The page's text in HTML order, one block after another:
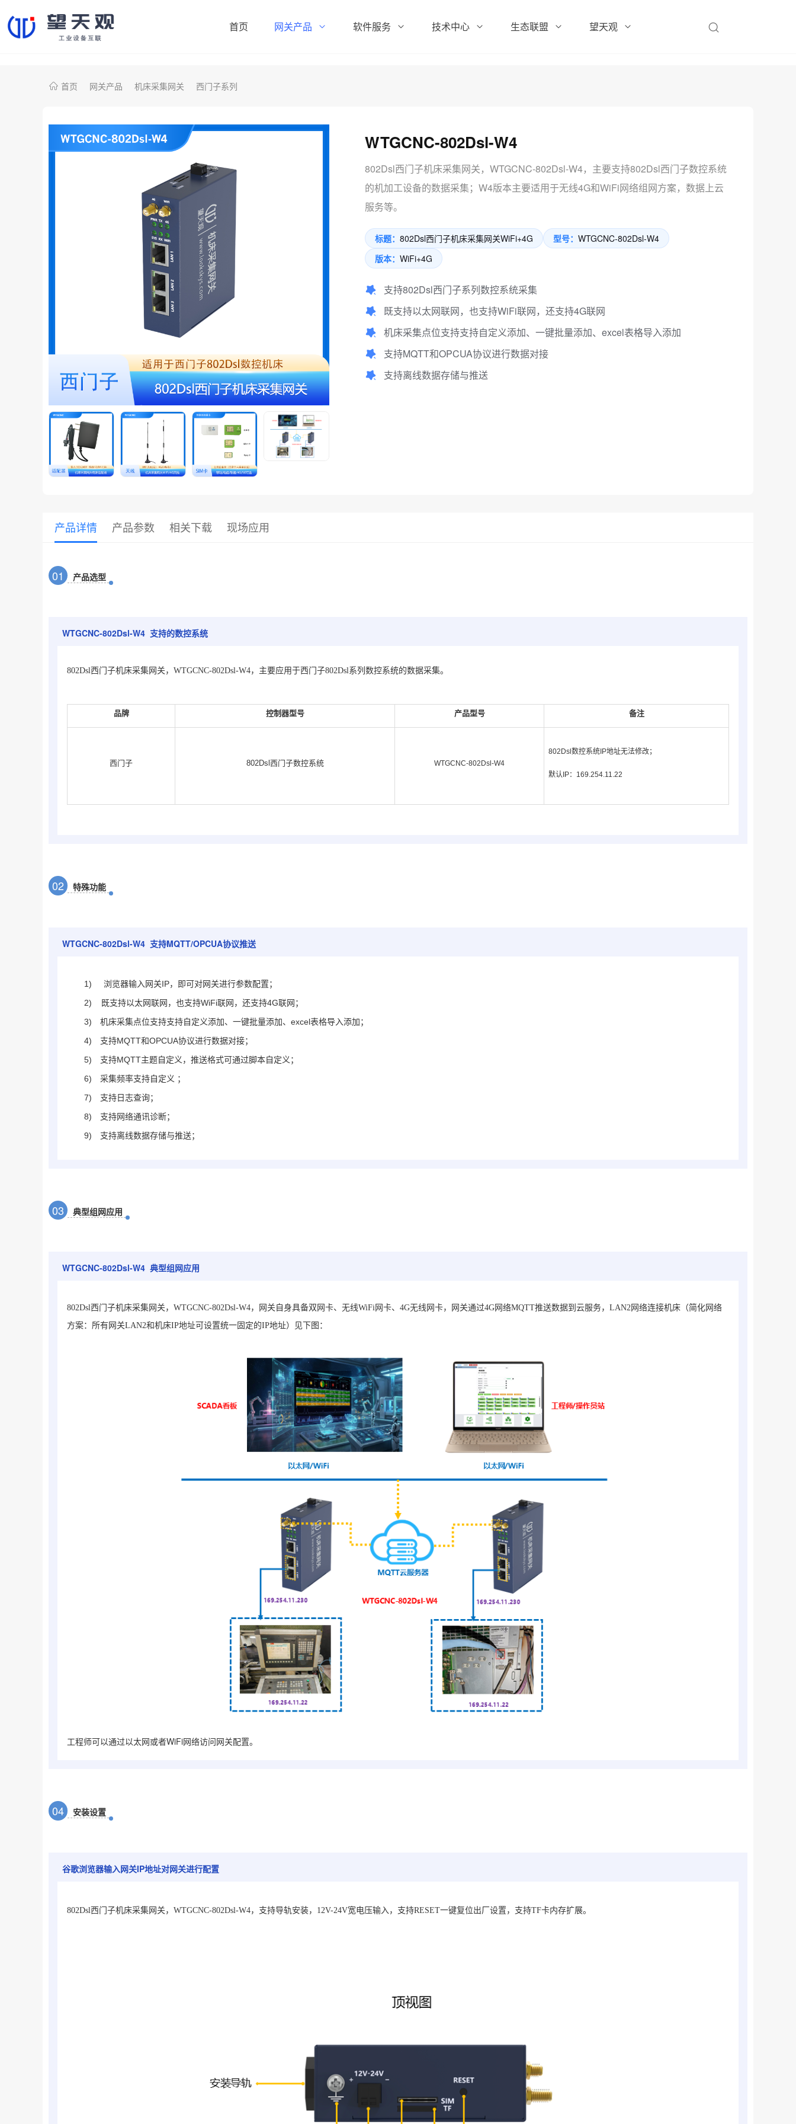
首页 网关产品
机床采集网关
软件服务 技术中心 生态联盟
鼎捷数智
望天观
首页 网关产品 机床采集网关 西门子系列
WTGCNC-802Dsl-W4
802Dsl西门子机床采集网关，WTGCNC-802Dsl-W4，主要支持802Dsl西门子数控系统
的机加工设备的数据采集；W4版本主要适用于无线4G和WiFi网络组网方案，数据上云
服务等。
标题：802Dsl西门子机床采集网关WiFi+4G 型号：WTGCNC-802Dsl-W4
版本：WiFi+4G
支持802Dsl西门子系列数控系统采集
既支持以太网联网，也支持WiFi联网，还支持4G联网
机床采集点位支持支持自定义添加、一键批量添加、excel表格导入添加
支持MQTT和OPCUA协议进行数据对接
支持离线数据存储与推送
产品详情 产品参数 相关下载 现场应用
01 产品选型
WTGCNC-802Dsl-W4 支持的数控系统
802Dsl西门子机床采集网关，WTGCNC-802Dsl-W4，主要应用于西门子802Dsl系列数控系统的数据采集。
品牌 控制器型号 产品型号 备注
西门子 802Dsl西门子数控系统 WTGCNC-802Dsl-W4
802Dsl数控系统IP地址无法修改；
默认IP：169.254.11.22
02 特殊功能
WTGCNC-802Dsl-W4 支持MQTT/OPCUA协议推送
1)
浏览器输入网关IP，即可对网关进行参数配置；
2) 既支持以太网联网，也支持WiFi联网，还支持4G联网 ；
3)
机床采集点位支持支持自定义添加、一键批量添加、excel表格导入添加；
4)
支持MQTT和OPCUA协议进行数据对接；
5)
支持MQTT主题自定义，推送格式可通过脚本自定义；
6)
采集频率支持自定义 ；
7)
支持日志查询；
8)
支持网络通讯诊断；
9)
支持离线数据存储与推送；
03 典型组网应用
WTGCNC-802Dsl-W4 典型组网应用
802Dsl西门子机床采集网关，WTGCNC-802Dsl-W4，网关自身具备双网卡、无线WiFi网卡、4G无线网卡，网关通过4G网络MQTT推送数据到云服务，LAN2网络连接机床（简化网络
方案：所有网关LAN2和机床IP地址可设置统一固定的IP地址）见下图：
工程师可以通过以太网或者WiFi网络访问网关配置。
04 安装设置
谷歌浏览器输入网关IP地址对网关进行配置
802Dsl西门子机床采集网关，WTGCNC-802Dsl-W4，支持导轨安装，12V-24V宽电压输入，支持RESET一键复位出厂设置，支持TF卡内存扩展。